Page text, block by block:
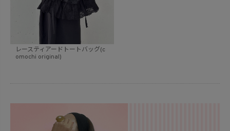
レースティアードトートバッグ(c
omochi original)